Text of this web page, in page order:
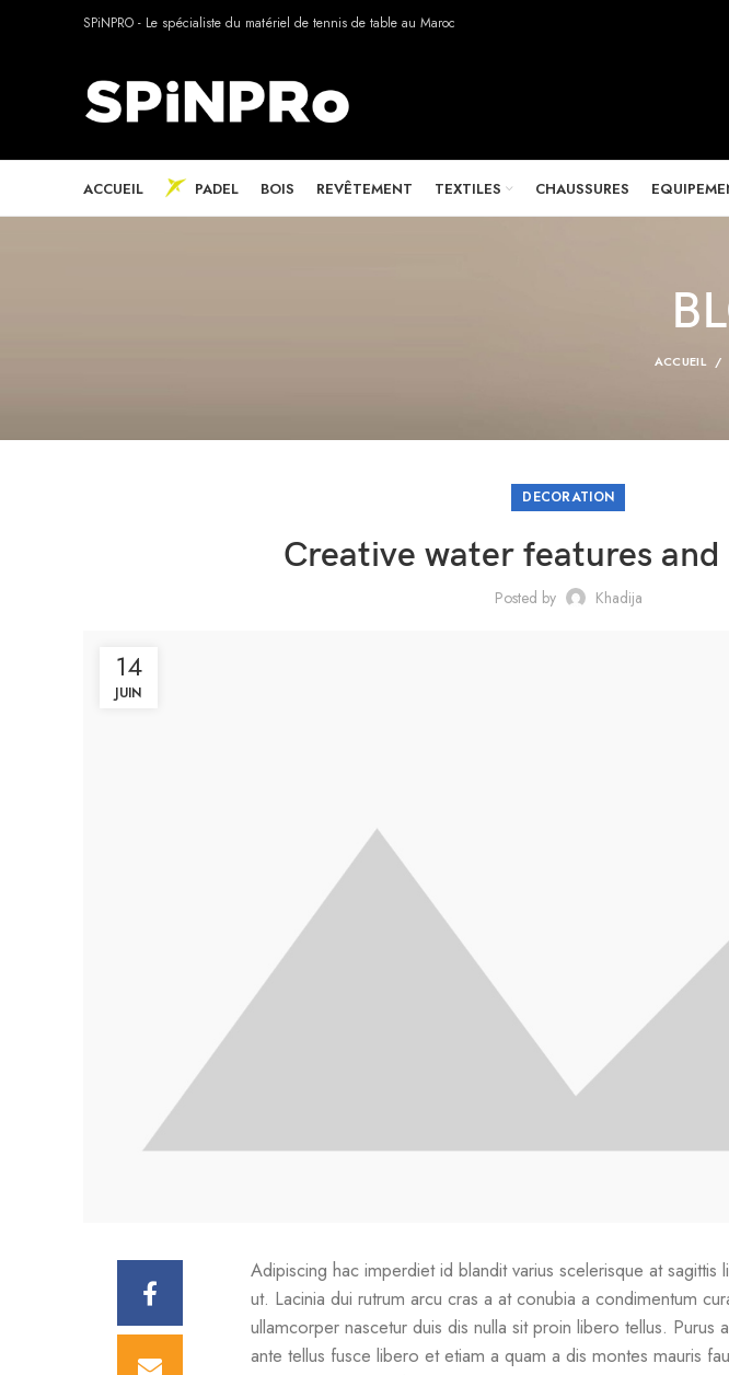
SPiNPRO - Le spécialiste du matériel de tennis de table au Maroc
ACCUEIL PADEL BOIS REVÊTEMENT TEXTILES CHAUSSURES
ACCUEIL
DECORATION
Creative water features
Posted by Khadija
14
JUIN
Adipiscing hac imperdiet id blandit varius scelerisque at
ut. Lacinia dui rutrum arcu cras a at conubia a condimentum
ullamcorper nascetur duis dis nulla sit proin libero tellus. Purus
ante tellus fusce libero et etiam a quam a dis montes mauris